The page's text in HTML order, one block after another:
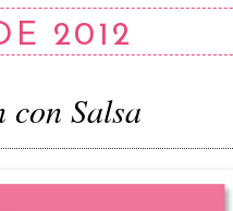
2012
con Salsa